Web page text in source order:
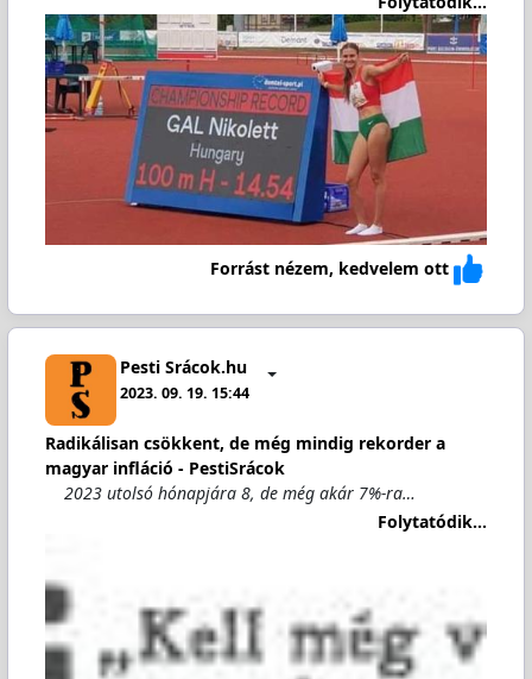
Forrást nézem, kedvelem ott
Pesti Srácok.hu
2023. 09. 19. 15:44
Radikálisan csökkent, de még mindig rekorder a
magyar infláció - PestiSrácok
2023 utolsó hónapjára 8, de még akár 7%-ra…
Folytatódik...